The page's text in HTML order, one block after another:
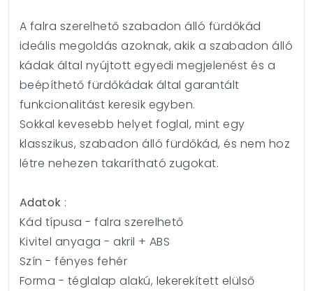
A falra szerelhető szabadon álló fürdőkád
ideális megoldás azoknak, akik a szabadon álló
kádak által nyújtott egyedi megjelenést és a
beépíthető fürdőkádak által garantált
funkcionalitást keresik egyben.
Sokkal kevesebb helyet foglal, mint egy
klasszikus, szabadon álló fürdőkád, és nem hoz
létre nehezen takarítható zugokat.
Adatok :
Kád típusa - falra szerelhető
Kivitel anyaga - akril + ABS
Szín - fényes fehér
Forma - téglalap alakú, lekerekített elülső